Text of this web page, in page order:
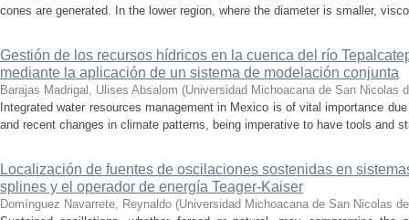
cones are generated. In the lower region, where the diameter is smaller,
Gestión de los recursos hídricos en la cuenca del río
mediante la aplicación de un sistema de modelación conjunta
Barajas Madrigal, Ulises Absalom (Universidad Michoacana de San Nicolas
Integrated water resources management in Mexico is of vital importance
and recent changes in climate patterns, being imperative to have tools and
Localización de fuentes de oscilaciones sostenidas en
splines y el operador de energía Teager-Kaiser
Domínguez Navarrete, Reynaldo (Universidad Michoacana de San Nicolas